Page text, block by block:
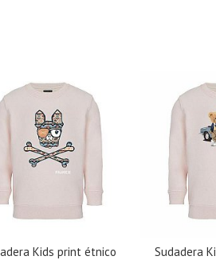
Kids print étnico Sudadera